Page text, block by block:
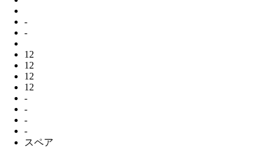
-
-
12
12
12
12
-
-
-
-
スペア